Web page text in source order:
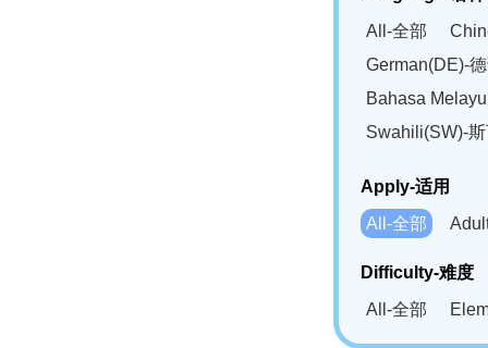
All-全部
German(DE)-
Bahasa
Swahili(SW)-
Apply-适用
All-全部
Difficulty-难度
All-全部